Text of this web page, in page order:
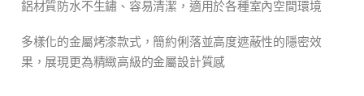
鋁材質防水不生鏽、容易清潔，適用於各種室內空間環境
多樣化的金屬烤漆款式，簡約俐落並高度遮蔽性的隱密效
果，展現更為精緻高級的金屬設計質感